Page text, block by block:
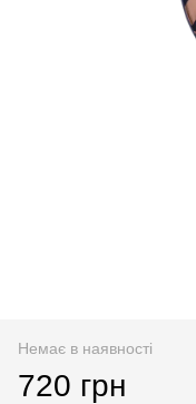
Немає в наявності
720 грн